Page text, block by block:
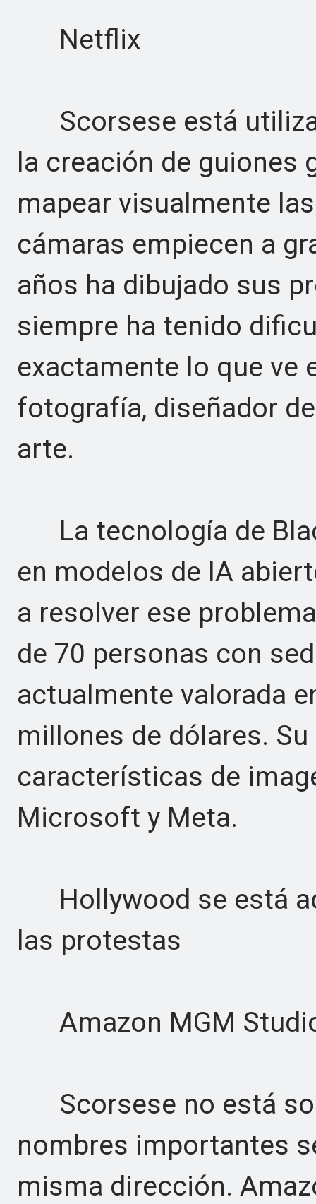
Netflix
Scorsese está
la creación de guiones
mapear visualmente
cámaras empiecen a
años ha dibujado sus
siempre ha tenido
exactamente lo que ve
fotografía, diseñador
arte.
La tecnología de
en modelos de IA
a resolver ese
de 70 personas con
actualmente valorada
millones de dólares.
características de
Microsoft y Meta.
Hollywood se está
las protestas
Amazon MGM
Scorsese no está
nombres importantes
misma dirección.